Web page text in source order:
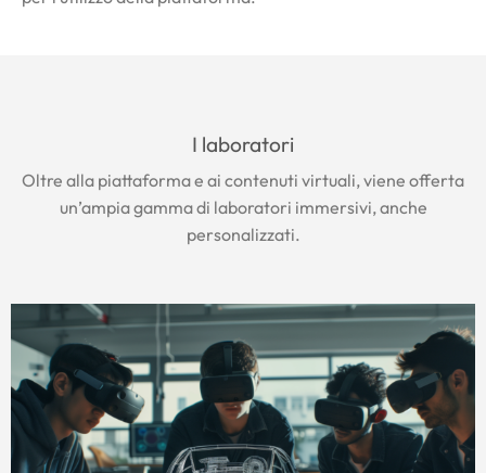
I laboratori
Oltre alla piattaforma e ai contenuti virtuali, viene offerta
un’ampia gamma di laboratori immersivi, anche
personalizzati.